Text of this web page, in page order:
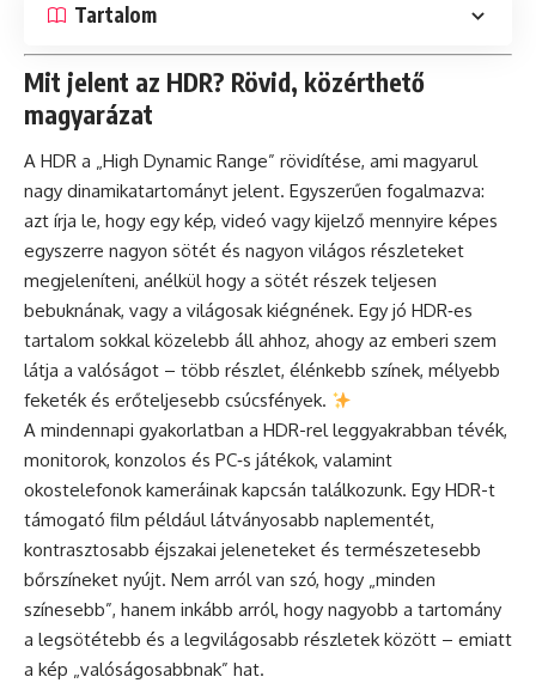
Tartalom
Mit jelent az HDR? Rövid, közérthető
magyarázat
A HDR a „High Dynamic Range” rövidítése, ami magyarul
nagy dinamikatartományt jelent. Egyszerűen fogalmazva:
azt írja le, hogy egy kép, videó vagy kijelző mennyire képes
egyszerre nagyon sötét és nagyon világos részleteket
megjeleníteni, anélkül hogy a sötét részek teljesen
bebuknának, vagy a világosak kiégnének. Egy jó HDR‑es
tartalom sokkal közelebb áll ahhoz, ahogy az emberi szem
látja a valóságot – több részlet, élénkebb színek, mélyebb
feketék és erőteljesebb csúcsfények.
A mindennapi gyakorlatban a HDR-rel leggyakrabban tévék,
monitorok, konzolos és PC‑s játékok, valamint
okostelefonok kameráinak kapcsán találkozunk. Egy HDR-t
támogató film például látványosabb naplementét,
kontrasztosabb éjszakai jeleneteket és természetesebb
bőrszíneket nyújt. Nem arról van szó, hogy „minden
színesebb”, hanem inkább arról, hogy nagyobb a tartomány
a legsötétebb és a legvilágosabb részletek között – emiatt
a kép „valóságosabbnak” hat.